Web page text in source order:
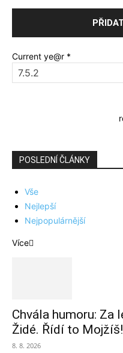
Current ye@r *
POSLEDNÍ ČLÁNKY
Vše
Nejlepší
Nejpopulárnější
Více
Chvála humoru:
Židé. Řídí to Mojžíš!
8. 8. 2026